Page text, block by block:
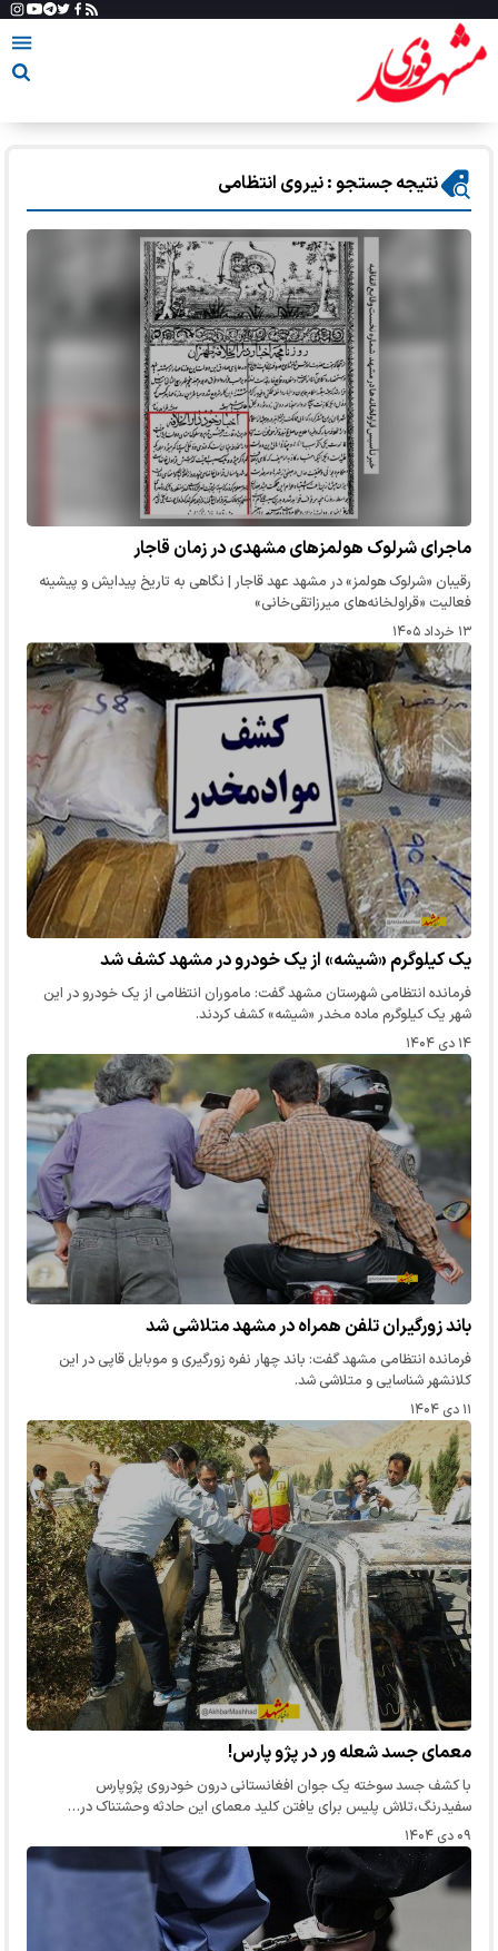
نتیجه جستجو : نیروی انتظامی
ماجرای شرلوک هولمزهای مشهدی در زمان قاجار
رقیبان «شرلوک هولمز» در مشهد عهد قاجار | نگاهی به تاریخ پیدایش و پیشینه
فعالیت «قراولخانه‌های میرزاتقی‌خانی»
۱۳ خرداد ۱۴۰۵
یک کیلوگرم «شیشه» از یک خودرو در مشهد کشف شد
فرمانده انتظامی شهرستان مشهد گفت: ماموران انتظامی از یک خودرو در این
شهر یک کیلوگرم ماده مخدر «شیشه» کشف کردند.
۱۴ دی ۱۴۰۴
باند زورگیران تلفن همراه در مشهد متلاشی شد
فرمانده انتظامی مشهد گفت: باند چهار نفره زورگیری و موبایل قاپی در این
کلانشهر شناسایی و متلاشی شد.
۱۱ دی ۱۴۰۴
معمای جسد شعله ور در پژو پارس!
با کشف جسد سوخته یک جوان افغانستانی درون خودروی پژوپارس
سفیدرنگ،تلاش پلیس برای یافتن کلید معمای این حادثه وحشتناک در…
۰۹ دی ۱۴۰۴